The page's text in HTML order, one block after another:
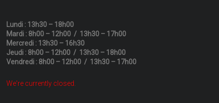
Lundi : 13h30 – 18h00
Mardi : 8h00 – 12h00 / 13h30 – 17h00
Mercredi : 13h30 – 16h30
Jeudi : 8h00 – 12h00 / 13h30 – 18h00
Vendredi : 8h00 – 12h00 / 13h30 – 17h00
We're currently closed.